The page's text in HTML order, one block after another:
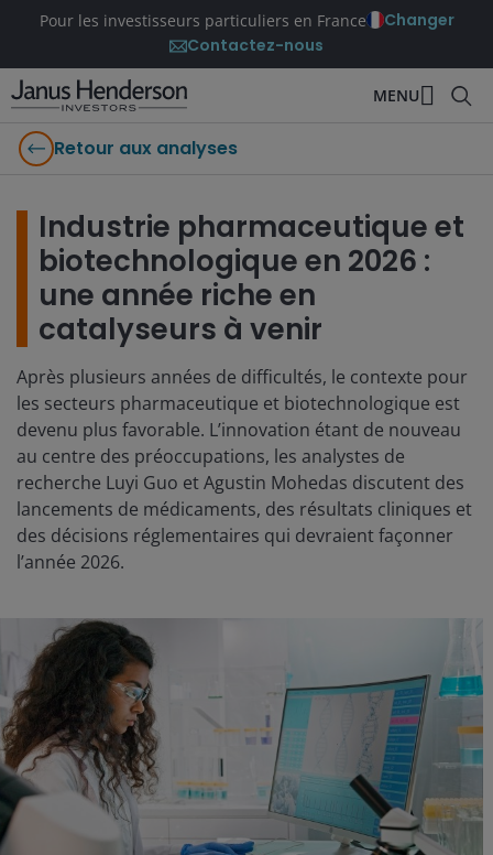
Pour les investisseurs particuliers en France
Changer
Contactez-nous
MENU
Retour aux analyses
Industrie pharmaceutique et
biotechnologique en 2026 :
une année riche en
catalyseurs à venir
Après plusieurs années de difficultés, le contexte pour
les secteurs pharmaceutique et biotechnologique est
devenu plus favorable. L’innovation étant de nouveau
au centre des préoccupations, les analystes de
recherche Luyi Guo et Agustin Mohedas discutent des
lancements de médicaments, des résultats cliniques et
des décisions réglementaires qui devraient façonner
l’année 2026.